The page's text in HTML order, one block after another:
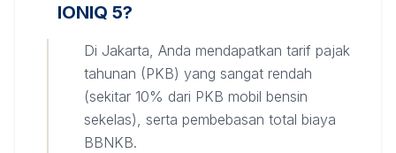
IONIQ 5?
Di Jakarta, Anda mendapatkan tarif pajak
tahunan (PKB) yang sangat rendah
(sekitar 10% dari PKB mobil bensin
sekelas), serta pembebasan total biaya
BBNKB.